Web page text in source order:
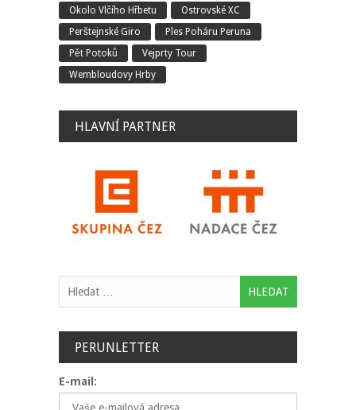
Okolo Vlčího Hřbetu
Ostrovské XC
Perštejnské Giro
Ples Poháru Peruna
Pět Potoků
Vejprty Tour
Wembloudovy Hrby
HLAVNÍ PARTNER
Vyhledávání
PERUNLETTER
E-mail: